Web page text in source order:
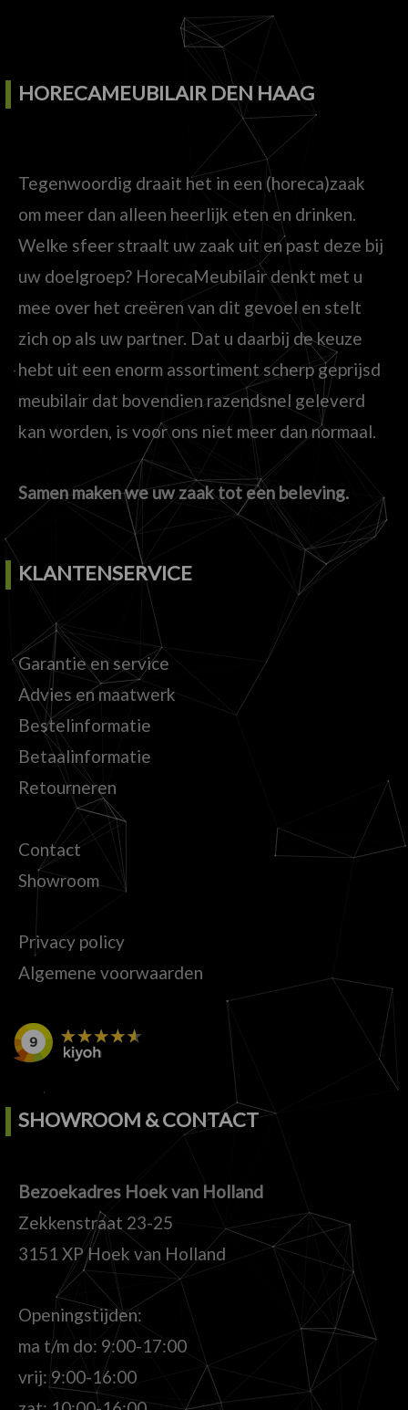
HORECAMEUBILAIR DEN HAAG
Tegenwoordig draait het in een (horeca)zaak
om meer dan alleen heerlijk eten en drinken.
Welke sfeer straalt uw zaak uit en past deze bij
uw doelgroep? HorecaMeubilair denkt met u
mee over het creëren van dit gevoel en stelt
zich op als uw partner. Dat u daarbij de keuze
hebt uit een enorm assortiment scherp geprijsd
meubilair dat bovendien razendsnel geleverd
kan worden, is voor ons niet meer dan normaal.
Samen maken we uw zaak tot een beleving.
KLANTENSERVICE
Garantie en service
Advies en maatwerk
Bestelinformatie
Betaalinformatie
Retourneren
Contact
Showroom
Privacy policy
Algemene voorwaarden
SHOWROOM & CONTACT
Bezoekadres Hoek van Holland
Zekkenstraat 23-25
3151 XP Hoek van Holland
Openingstijden:
ma t/m do: 9:00-17:00
vrij: 9:00-16:00